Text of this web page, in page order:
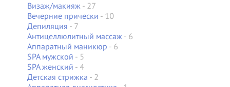
Визаж/макияж- 27
Вечерние прически - 10
Депиляция - 7
Антицеллюлитный массаж- 6
Аппаратный маникюр - 6
SPA мужской - 5
SPA женский - 4
Детская стрижка - 2